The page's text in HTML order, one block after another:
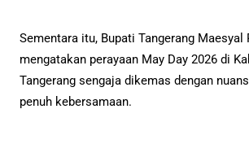
Sementara itu, Bupati Tangerang Maesyal
mengatakan perayaan May Day 2026 di
Tangerang sengaja dikemas dengan
penuh kebersamaan.